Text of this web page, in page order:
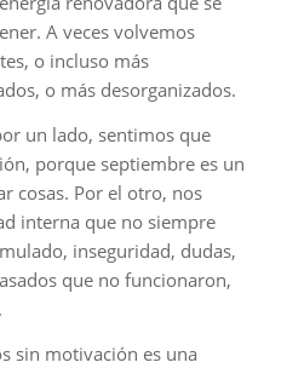
A veces volvemos
o incluso más
o más desorganizados.
un lado, sentimos que
porque septiembre es un
cosas. Por el otro, nos
interna que no siempre
inseguridad, dudas,
que no funcionaron,
sin motivación es una